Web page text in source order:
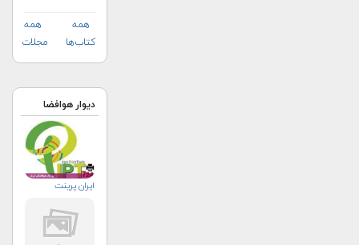
همه
کتاب‌ها
همه
مجلات
دیوار هوافضا
ایران پرینت